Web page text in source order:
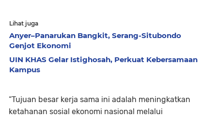
Lihat juga
Anyer–Panarukan Bangkit, Serang-Situbondo
Genjot Ekonomi
UIN KHAS Gelar Istighosah, Perkuat Kebersamaan
Kampus
“Tujuan besar kerja sama ini adalah meningkatkan
ketahanan sosial ekonomi nasional melalui